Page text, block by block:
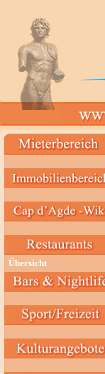
Übersicht